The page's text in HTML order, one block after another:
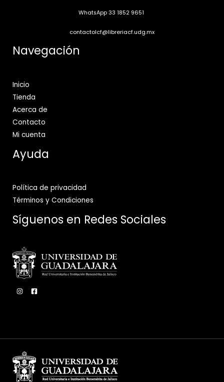
WhatsApp 33 1852 9651
contactolcf@libreriacf.udg.mx
Navegación
Inicio
Tienda
Acerca de
Contacto
Mi cuenta
Ayuda
Política de privacidad
Términos y Condiciones
Síguenos en Redes Sociales